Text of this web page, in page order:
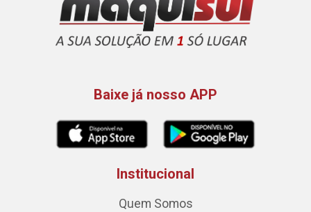
Baixe já nosso APP
Institucional
Quem Somos